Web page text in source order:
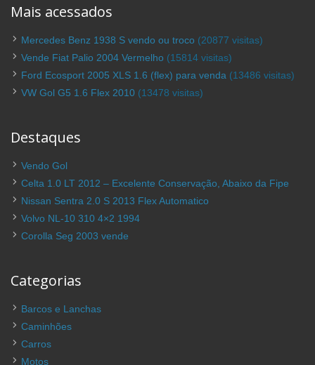
Mais acessados
Mercedes Benz 1938 S vendo ou troco (20877 visitas)
Vende Fiat Palio 2004 Vermelho (15814 visitas)
Ford Ecosport 2005 XLS 1.6 (flex) para venda (13486 visitas)
VW Gol G5 1.6 Flex 2010 (13478 visitas)
Destaques
Vendo Gol
Celta 1.0 LT 2012 – Excelente Conservação, Abaixo da Fipe
Nissan Sentra 2.0 S 2013 Flex Automatico
Volvo NL-10 310 4×2 1994
Corolla Seg 2003 vende
Categorias
Barcos e Lanchas
Caminhões
Carros
Motos